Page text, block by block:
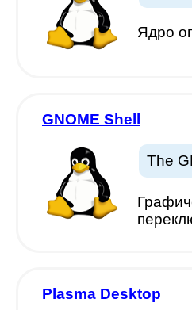
Ядро
GNOME Shell
The
Plasma Desktop